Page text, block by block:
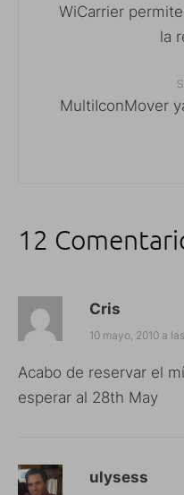
WiCarrier
la
MultiIconMover
12
Cris
10 mayo, 2010 a
Acabo de reservar el
esperar al 28th May
ulysess